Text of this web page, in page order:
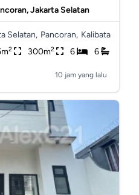
Jakarta Selatan
Selatan, Pancoran, Kalibata
2 300m2 6 6
10 jam yang lalu